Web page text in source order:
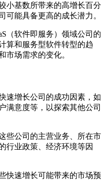
小基数所带来的高增长百分
可能具备更高的成长潜力。
（软件即服务）领域公司的
算和服务型软件转型的趋
市场需求的变化。
速增长公司的成功因素，如
满意度等，以探索其他公司
些公司的主营业务、所在市
行业政策、经济环境等因
快速增长可能带来的市场预